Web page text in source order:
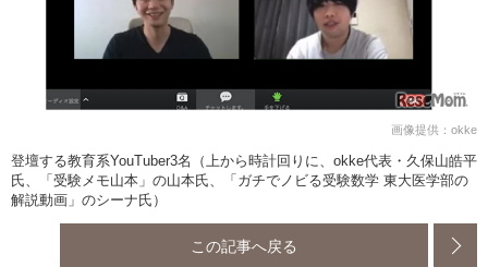
画像提供：okke
登壇する教育系YouTuber3名（上から時計回りに、okke代表・久保山皓平
氏、「受験メモ山本」の山本氏、「ガチでノビる受験数学 東大医学部の
解説動画」のシーナ氏）
この記事へ戻る